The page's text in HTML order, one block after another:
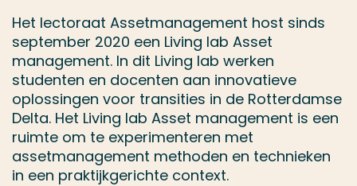
Het lectoraat Assetmanagement host sinds
september 2020 een Living lab Asset
management. In dit Living lab werken
studenten en docenten aan innovatieve
oplossingen voor transities in de Rotterdamse
Delta. Het Living lab Asset management is een
ruimte om te experimenteren met
assetmanagement methoden en technieken
in een praktijkgerichte context.